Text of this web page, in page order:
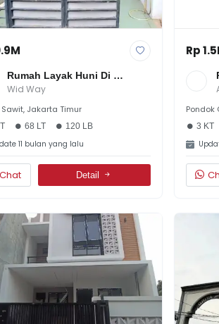
Rumah Layak Huni Di
Pondok Kelapa, Bebas Banjir,
LT 68/LB 120, 3KT+2KM,
Jalan 2 Mobil, Hanya 900
Juta!
Wid Way
Sawit, Jakarta Timur
68 LT 120 LB
11 bulan yang lalu
Chat Detail
Rp
Pondok
3 KT